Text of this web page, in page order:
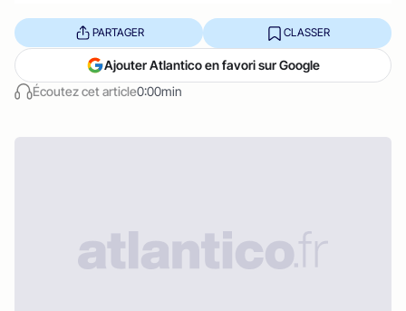
Écoutez cet article0:00min
PARTAGER CLASSER
Ajouter Atlantico en favori sur Google